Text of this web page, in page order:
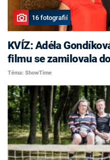
16 fotografií
KVÍZ: Adéla
filmu se zamilovala
Téma: ShowTime